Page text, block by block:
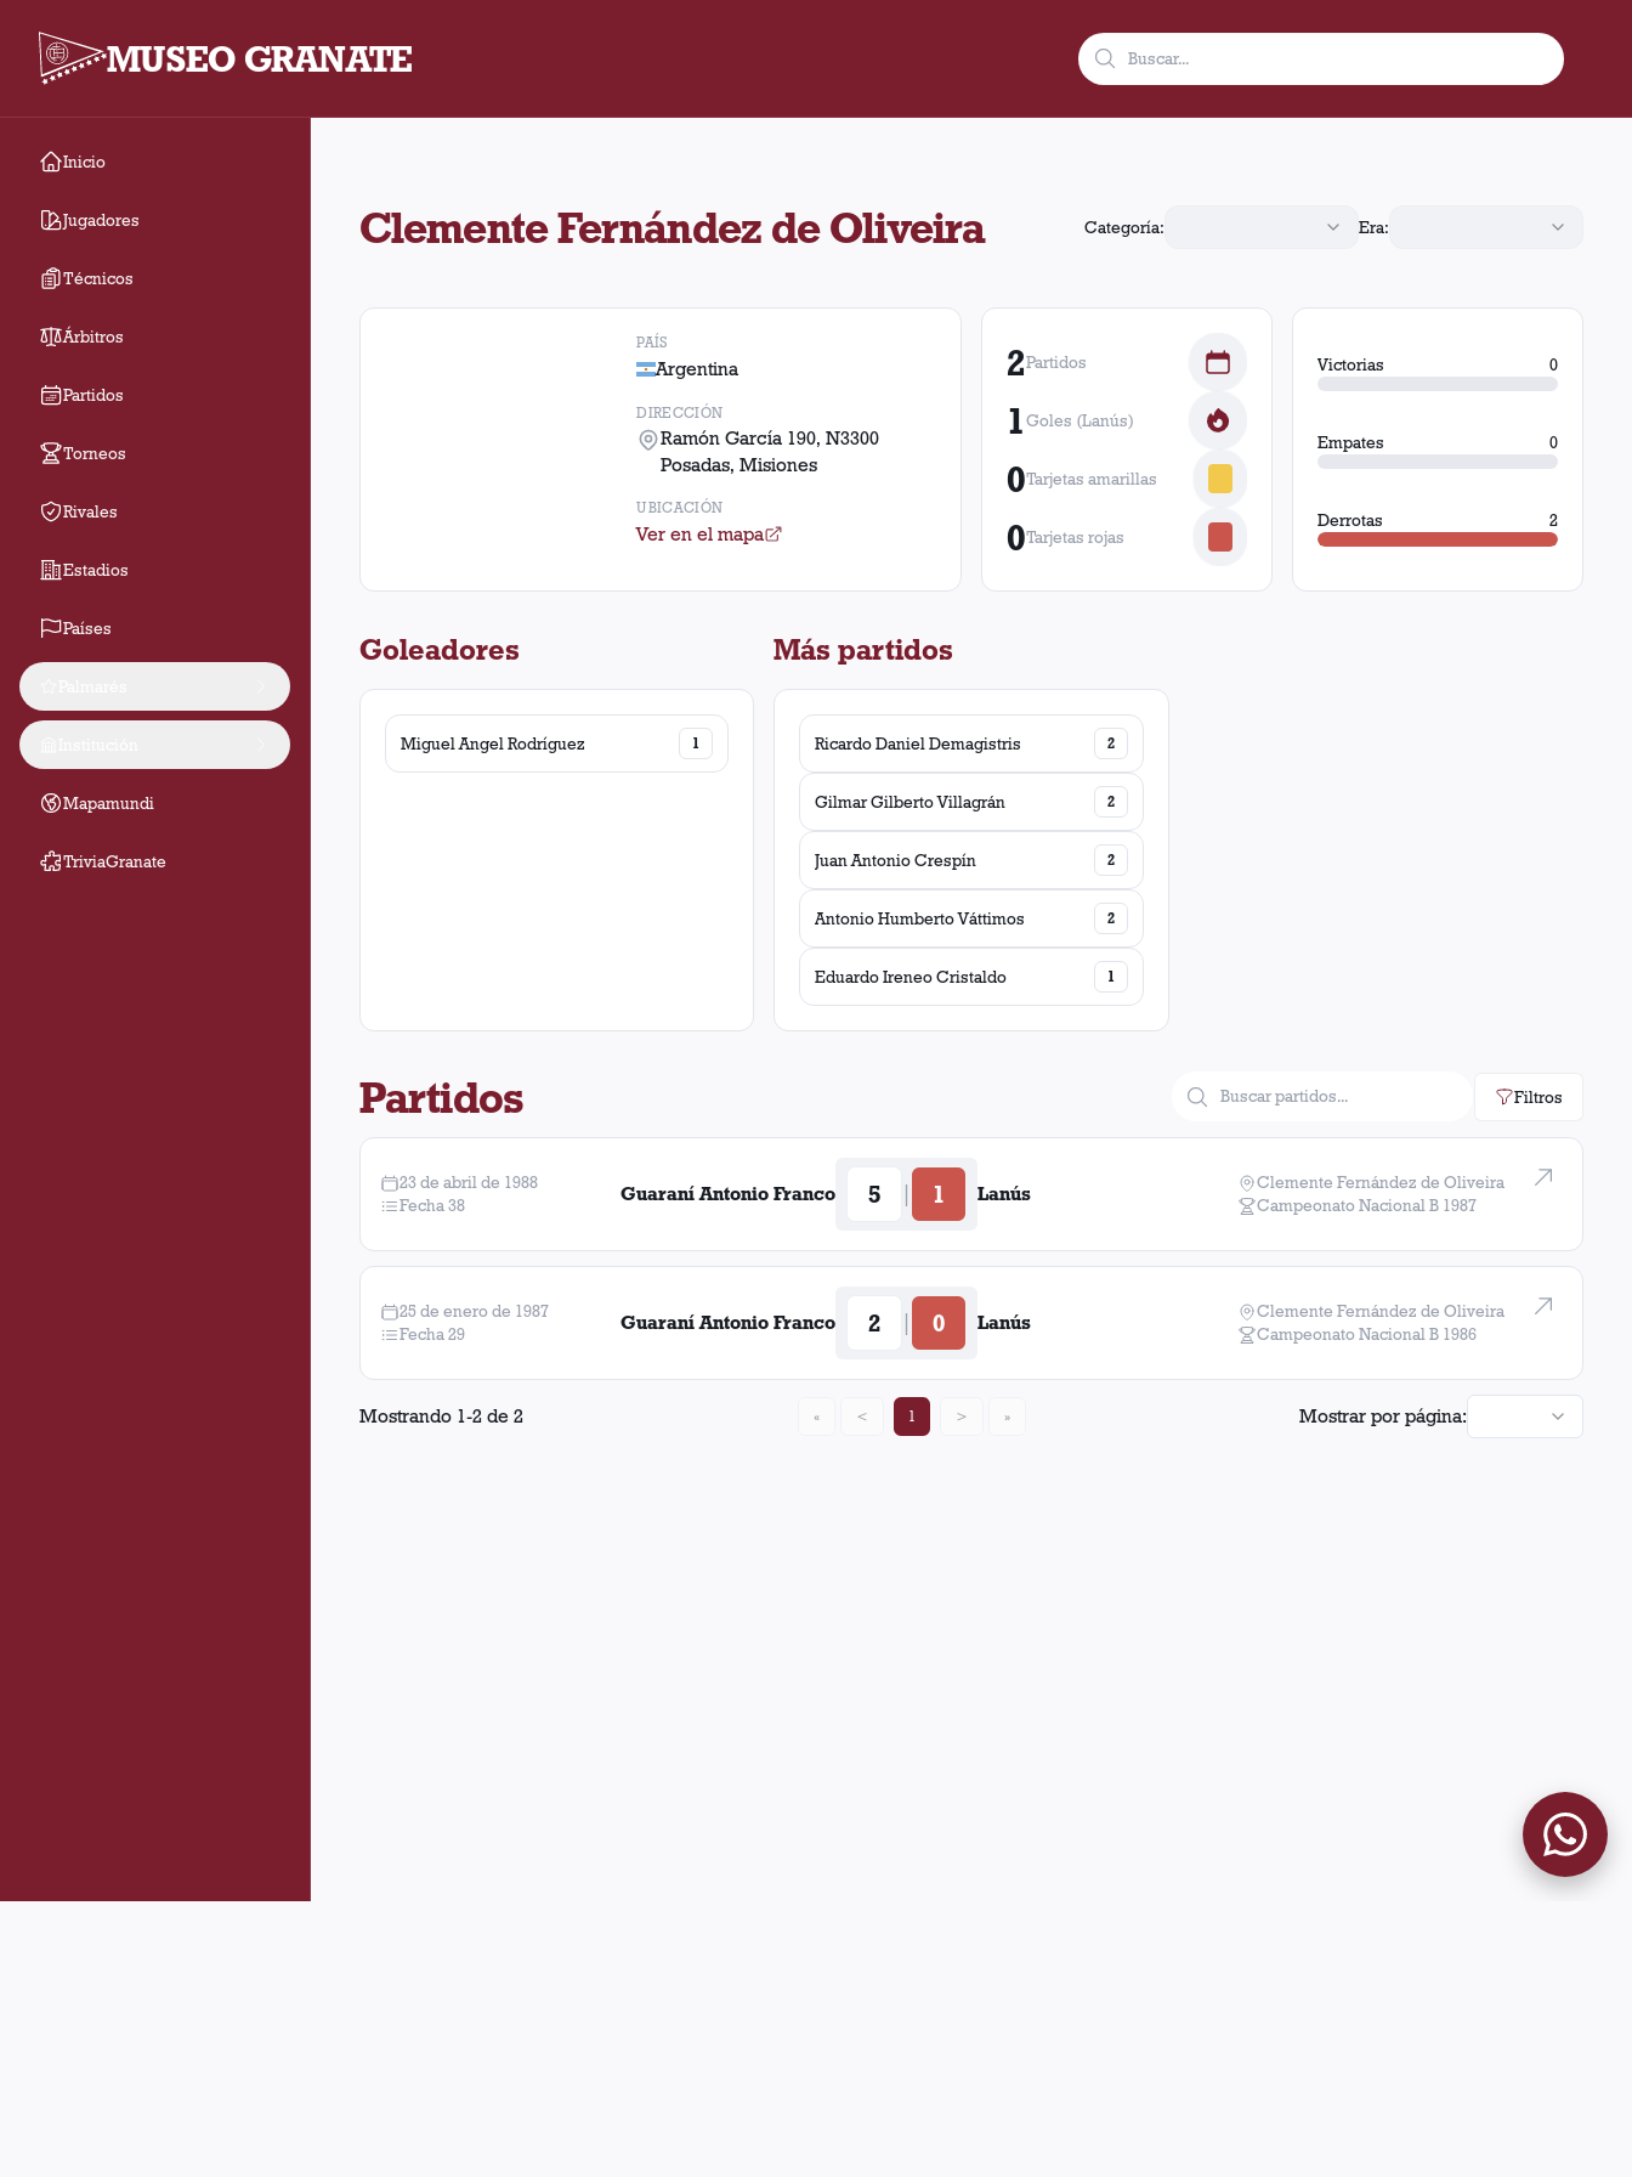
MUSEO GRANATE
Inicio
Jugadores
Técnicos
Árbitros
Partidos
Torneos
Rivales
Estadios
Países
Mapamundi
TriviaGranate
Clemente Fernández de Oliveira Categoría: Era:
PAÍS
Argentina
DIRECCIÓN
Ramón García 190, N3300
Posadas, Misiones
UBICACIÓN
Ver en el mapa
2Partidos
1Goles (Lanús)
0Tarjetas amarillas
0Tarjetas rojas
Victorias 0
Empates 0
Derrotas 2
Goleadores
Miguel Angel Rodríguez 1
Más partidos
Ricardo Daniel Demagistris 2
Gilmar Gilberto Villagrán 2
Juan Antonio Crespín 2
Antonio Humberto Váttimos 2
Eduardo Ireneo Cristaldo 1
Partidos Filtros
23 de abril de 1988
Fecha 38
Guaraní Antonio Franco 5 1 Lanús
Clemente Fernández de Oliveira
Campeonato Nacional B 1987
25 de enero de 1987
Fecha 29
Guaraní Antonio Franco 2 0 Lanús
Clemente Fernández de Oliveira
Campeonato Nacional B 1986
Mostrando 1-2 de 2 « < 1 > » Mostrar por página: